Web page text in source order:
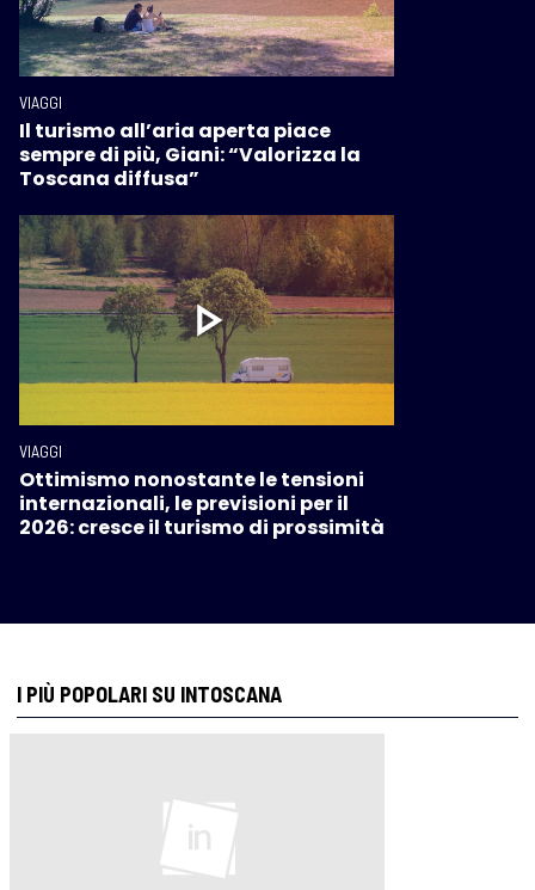
VIAGGI
Il turismo all’aria aperta piace
sempre di più, Giani: “Valorizza la
Toscana diffusa”
VIAGGI
Ottimismo nonostante le tensioni
internazionali, le previsioni per il
2026: cresce il turismo di prossimità
I PIÙ POPOLARI SU INTOSCANA